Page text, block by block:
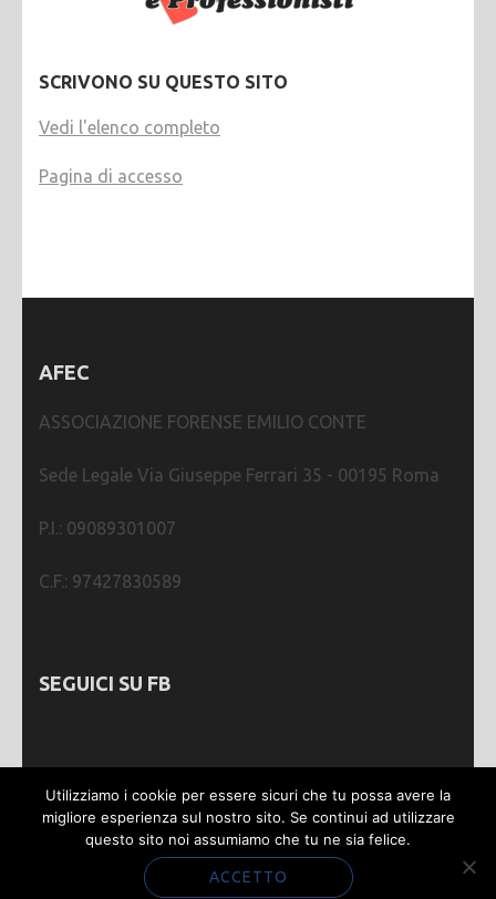
SCRIVONO SU QUESTO SITO
Vedi l'elenco completo
Pagina di accesso
AFEC
ASSOCIAZIONE FORENSE EMILIO CONTE
Sede Legale Via Giuseppe Ferrari 35 - 00195 Roma
P.I.: 09089301007
C.F.: 97427830589
SEGUICI SU FB
Webmastering bySGWEB | Metro Magazine |
Sviluppato da
Rara Theme. Powered by
Utilizziamo i cookie per essere sicuri che tu possa avere la
migliore esperienza sul nostro sito. Se continui ad utilizzare
questo sito noi assumiamo che tu ne sia felice.
ACCETTO